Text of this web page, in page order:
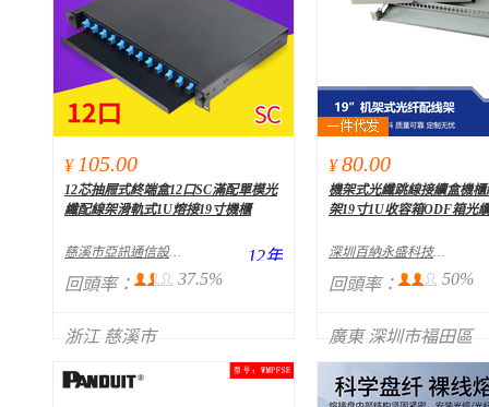
¥ 105.00
12芯抽屜式終端盒12口SC滿配單模光
纖配線架滑軌式1U熔接19寸機櫃
慈溪市亞訊通信設備有限公司 12年
回頭率：
37.5%
浙江 慈溪市
¥ 80.00
機架式光纖跳線接續盒機
架19寸1U收容箱ODF箱光
深圳百納永盛科技有限公司
回頭率： 50%
廣東 深圳市福田區